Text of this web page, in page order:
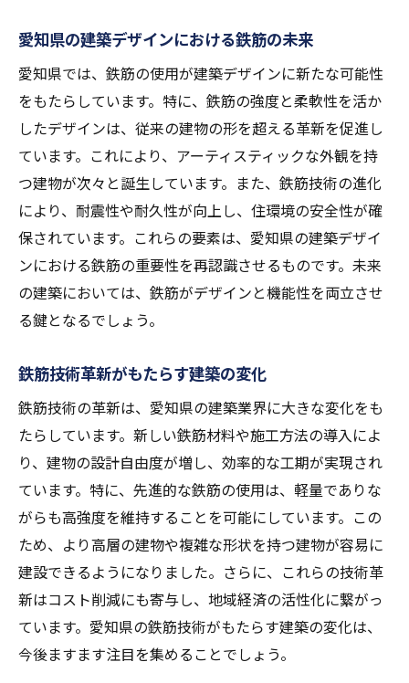
愛知県の建築デザインにおける鉄筋の未来
愛知県では、鉄筋の使用が建築デザインに新たな可能性
をもたらしています。特に、鉄筋の強度と柔軟性を活か
したデザインは、従来の建物の形を超える革新を促進し
ています。これにより、アーティスティックな外観を持
つ建物が次々と誕生しています。また、鉄筋技術の進化
により、耐震性や耐久性が向上し、住環境の安全性が確
保されています。これらの要素は、愛知県の建築デザイ
ンにおける鉄筋の重要性を再認識させるものです。未来
の建築においては、鉄筋がデザインと機能性を両立させ
る鍵となるでしょう。
鉄筋技術革新がもたらす建築の変化
鉄筋技術の革新は、愛知県の建築業界に大きな変化をも
たらしています。新しい鉄筋材料や施工方法の導入によ
り、建物の設計自由度が増し、効率的な工期が実現され
ています。特に、先進的な鉄筋の使用は、軽量でありな
がらも高強度を維持することを可能にしています。この
ため、より高層の建物や複雑な形状を持つ建物が容易に
建設できるようになりました。さらに、これらの技術革
新はコスト削減にも寄与し、地域経済の活性化に繋がっ
ています。愛知県の鉄筋技術がもたらす建築の変化は、
今後ますます注目を集めることでしょう。